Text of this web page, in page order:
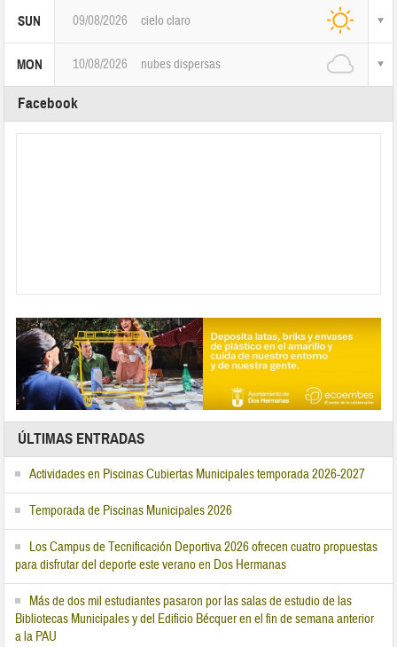
SUN 09/08/2026 cielo claro
MON 10/08/2026 nubes dispersas
Facebook
ÚLTIMAS ENTRADAS
Actividades en Piscinas Cubiertas Municipales temporada 2026-2027
Temporada de Piscinas Municipales 2026
Los Campus de Tecnificación Deportiva 2026 ofrecen cuatro propuestas
para disfrutar del deporte este verano en Dos Hermanas
Más de dos mil estudiantes pasaron por las salas de estudio de las
Bibliotecas Municipales y del Edificio Bécquer en el fin de semana anterior
a la PAU